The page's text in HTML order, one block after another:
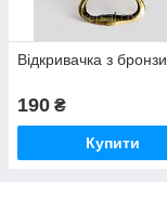
Відкривачка з бронзи
190 ₴
Купити